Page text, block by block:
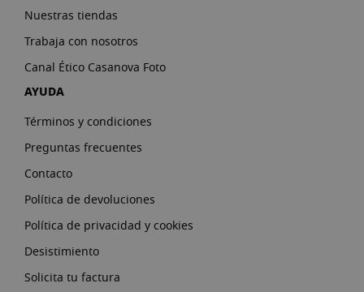
Nuestras tiendas
Trabaja con nosotros
Canal Ético Casanova Foto
AYUDA
Términos y condiciones
Preguntas frecuentes
Contacto
Política de devoluciones
Política de privacidad y cookies
Desistimiento
Solicita tu factura